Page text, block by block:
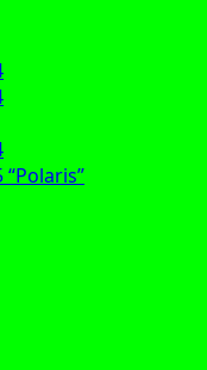
“Polaris”